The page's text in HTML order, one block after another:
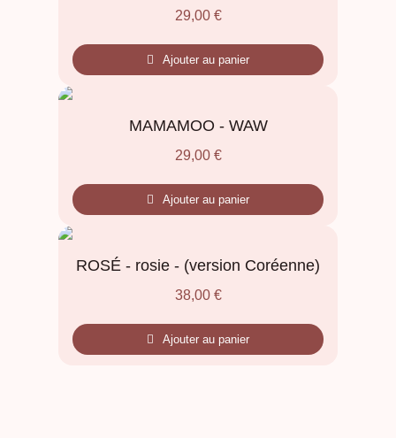
29,00 €
Ajouter au panier
MAMAMOO - WAW
29,00 €
Ajouter au panier
ROSÉ - rosie - (version Coréenne)
38,00 €
Ajouter au panier